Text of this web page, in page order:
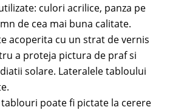
culori acrilice, panza pe
de cea mai buna calitate.
acoperita cu un strat de vernis
a proteja pictura de praf si
solare. Lateralele tabloului
poate fi pictate la cerere